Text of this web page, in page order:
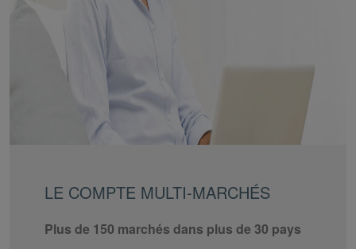
LE COMPTE MULTI-MARCHÉS
Plus de 150 marchés dans plus de 30 pays